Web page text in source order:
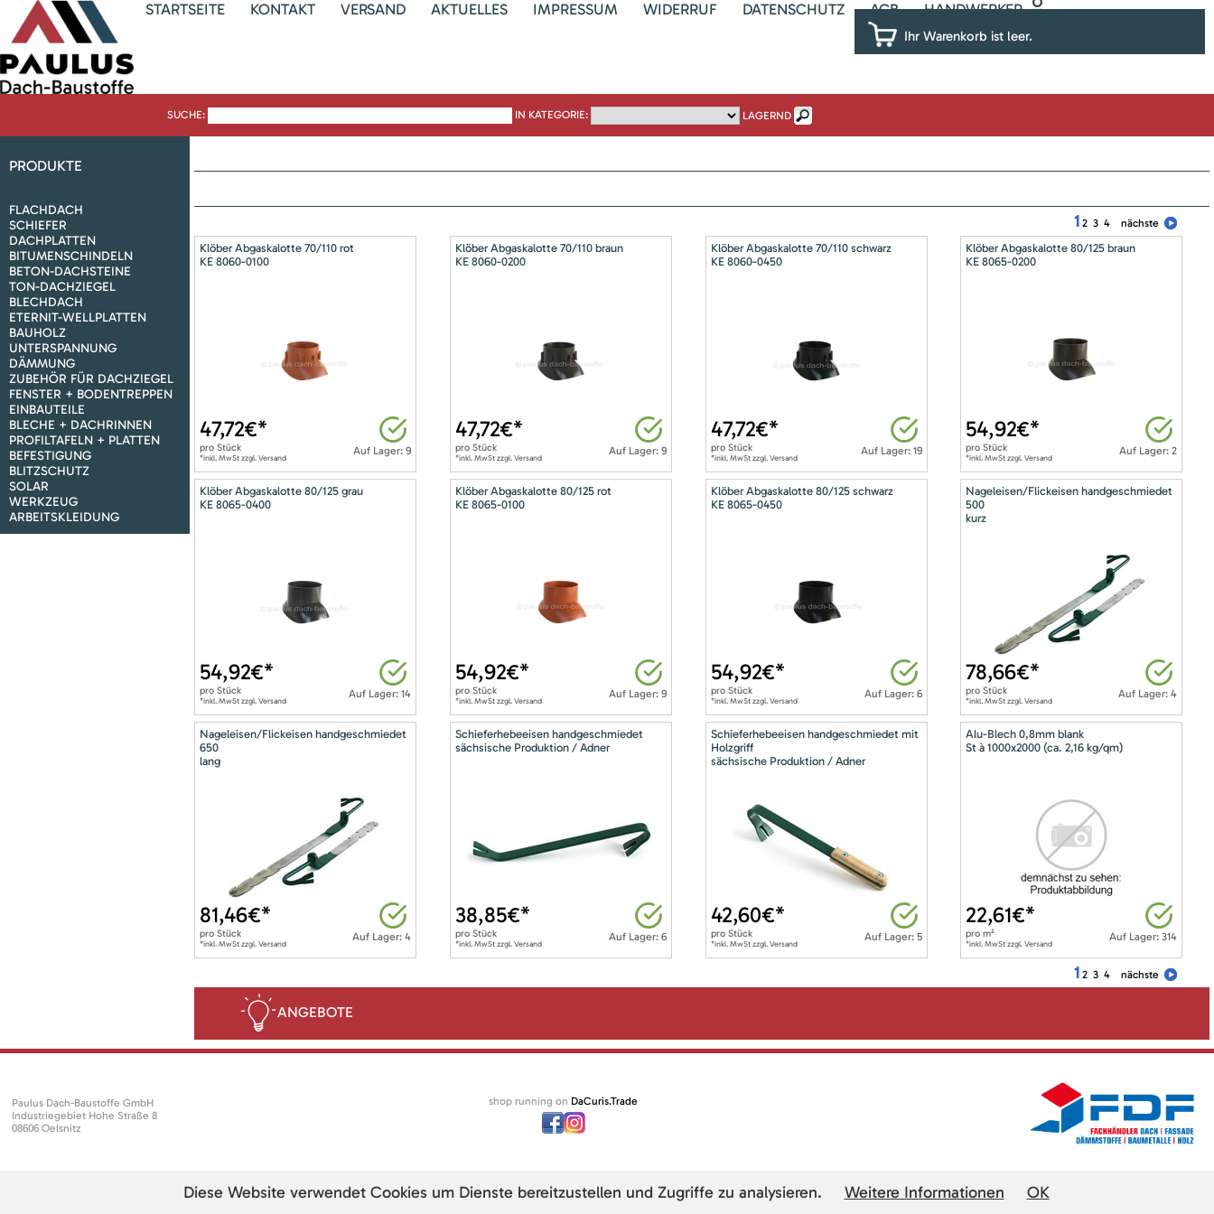
STARTSEITE KONTAKT VERSAND AKTUELLES IMPRESSUM WIDERRUF DATENSCHUTZ AGB HANDWERKER
Ihr Warenkorb ist leer.
SUCHE: IN KATEGORIE: LAGERND
PRODUKTE
FLACHDACH
SCHIEFER
DACHPLATTEN
BITUMENSCHINDELN
BETON-DACHSTEINE
TON-DACHZIEGEL
BLECHDACH
ETERNIT-WELLPLATTEN
BAUHOLZ
UNTERSPANNUNG
DÄMMUNG
ZUBEHÖR FÜR DACHZIEGEL
FENSTER + BODENTREPPEN
EINBAUTEILE
BLECHE + DACHRINNEN
PROFILTAFELN + PLATTEN
BEFESTIGUNG
BLITZSCHUTZ
SOLAR
WERKZEUG
ARBEITSKLEIDUNG
1 2 3 4 nächste
Klöber Abgaskalotte 70/110 rot
KE 8060-0100
Auf Lager: 9
47,72€*
pro Stück
*inkl. MwSt zzgl. Versand
Klöber Abgaskalotte 70/110 braun
KE 8060-0200
Auf Lager: 9
47,72€*
pro Stück
*inkl. MwSt zzgl. Versand
Klöber Abgaskalotte 70/110 schwarz
KE 8060-0450
Auf Lager: 19
47,72€*
pro Stück
*inkl. MwSt zzgl. Versand
Klöber Abgaskalotte 80/125 braun
KE 8065-0200
Auf Lager: 2
54,92€*
proStück
*inkl. MwSt zzgl. Versand
Klöber Abgaskalotte 80/125 grau
KE 8065-0400
Auf Lager: 14
54,92€*
pro Stück
*inkl. MwSt zzgl. Versand
Klöber Abgaskalotte 80/125 rot
KE 8065-0100
Auf Lager: 9
54,92€*
pro Stück
*inkl. MwSt zzgl. Versand
Klöber Abgaskalotte 80/125 schwarz
KE 8065-0450
Auf Lager: 6
54,92€*
pro Stück
*inkl. MwSt zzgl. Versand
Nageleisen/Flickeisen handgeschmiedet
500
kurz
Auf Lager: 4
78,66€*
proStück
*inkl. MwSt zzgl. Versand
Nageleisen/Flickeisen handgeschmiedet
650
lang
Auf Lager: 4
81,46€*
pro Stück
*inkl. MwSt zzgl. Versand
Schieferhebeeisen handgeschmiedet
sächsische Produktion / Adner
Auf Lager: 6
38,85€*
pro Stück
*inkl. MwSt zzgl. Versand
Schieferhebeeisen handgeschmiedet mit
Holzgriff
sächsische Produktion / Adner
Auf Lager: 5
42,60€*
pro Stück
*inkl. MwSt zzgl. Versand
Alu-Blech 0,8mm blank
St à 1000x2000 (ca. 2,16 kg/qm)
Auf Lager: 314
22,61€*
prom²
*inkl. MwSt zzgl. Versand
1 2 3 4 nächste
ANGEBOTE
Paulus Dach-Baustoffe GmbH
Industriegebiet Hohe Straße 8
08606 Oelsnitz
shop running on DaCuris.Trade
Diese Website verwendet Cookies um Dienste bereitzustellen und Zugriffe zu analysieren. Weitere Informationen OK